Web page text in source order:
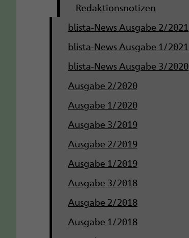
Redaktionsnotizen
blista-News Ausgabe 2/2021
blista-News Ausgabe 1/2021
blista-News Ausgabe 3/2020
Ausgabe 2/2020
Ausgabe 1/2020
Ausgabe 3/2019
Ausgabe 2/2019
Ausgabe 1/2019
Ausgabe 3/2018
Ausgabe 2/2018
Ausgabe 1/2018